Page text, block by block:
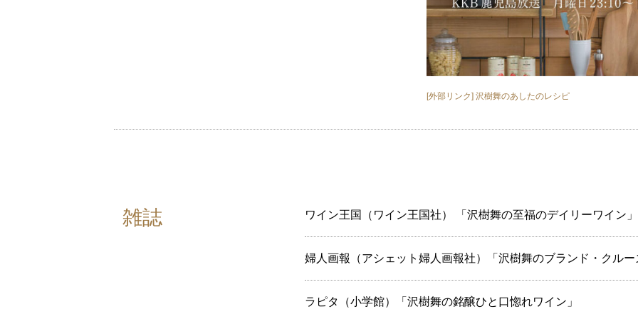
[外部リンク] 沢樹舞のあしたのレシピ
雑誌 ワイン王国（ワイン王国社） 「沢樹舞の至福のデイリーワイン」
婦人画報（アシェット婦人画報社）「沢樹舞のブランド・クルー
ラピタ（小学館）「沢樹舞の銘醸ひと口惚れワイン」